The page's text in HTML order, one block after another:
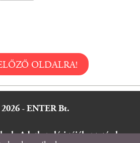
OLDALRA!
- ENTER Bt.
lAdatkezelési tájékoztatól